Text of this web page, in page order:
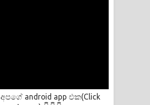
අපගේ android app එක(Click